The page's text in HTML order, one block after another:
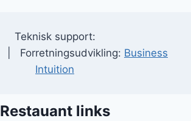
Teknisk support:
| Forretningsudvikling: Business
Intuition
Restauant links